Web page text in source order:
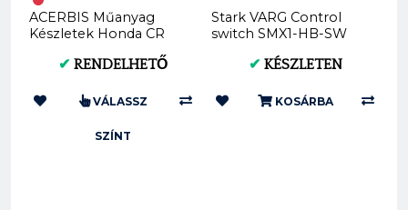
ACERBIS Műanyag
Készletek Honda CR
(Fekete * Standard) AC
✔ RENDELHETŐ
VÁLASSZ
SZÍNT
Stark VARG Control
switch SMX1-HB-SW
✔ KÉSZLETEN
KOSÁRBA